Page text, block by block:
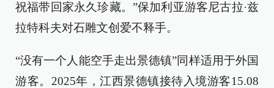
祝福带回家永久珍藏。”保加利亚游客尼古拉·兹
拉特科夫对石雕文创爱不释手。
“没有一个人能空手走出景德镇”同样适用于外国
游客。2025年，江西景德镇接待入境游客15.08